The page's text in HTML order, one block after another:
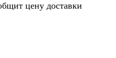
цену доставки